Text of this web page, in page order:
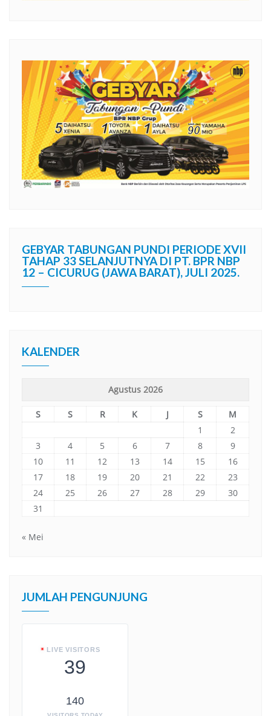
GEBYAR TABUNGAN PUNDI PERIODE XVII
TAHAP 33 SELANJUTNYA DI PT. BPR NBP
12 – CICURUG (JAWA BARAT), JULI 2025.
KALENDER
Agustus 2026
S S R K J S
M
1
2
3
4 5 6 7 8
9
10
11 12 13 14 15
16
17
18 19 20 21 22
23
24
25 26 27 28 29
30
31
« Mei
JUMLAH PENGUNJUNG
LIVE VISITORS
39
140